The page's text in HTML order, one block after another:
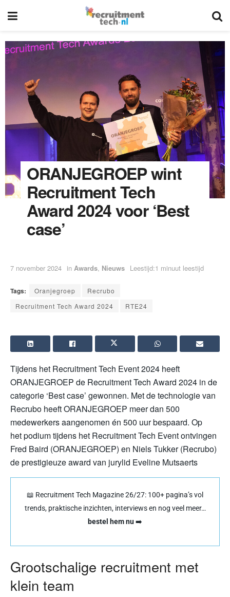
ORANJEGROEP wint
Recruitment Tech
Award 2024 voor ‘Best
case’
7 november 2024 in Awards, Nieuws Leestijd:1 minuut leestijd
Tags: Oranjegroep
Recrubo
Recruitment Tech Award 2024
RTE24
Tijdens het Recruitment Tech Event 2024 heeft
ORANJEGROEP de Recruitment Tech Award 2024 in de
categorie ‘Best case’ gewonnen. Met de technologie van
Recrubo heeft ORANJEGROEP meer dan 500
medewerkers aangenomen én 500 uur bespaard. Op
het podium tijdens het Recruitment Tech Event ontvingen
Fred Baird (ORANJEGROEP) en Niels Tukker (Recrubo)
de prestigieuze award van jurylid Eveline Mutsaerts
📖 Recruitment Tech Magazine 26/27: 100+ pagina’s vol
trends, praktische inzichten, interviews en nog veel meer…
bestel hem nu➡️
Grootschalige recruitment met
klein team